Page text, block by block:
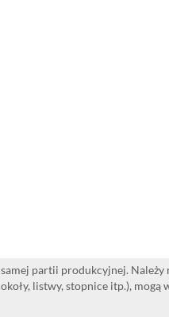
partii produkcyjnej. Należy
listwy, stopnice itp.), mogą